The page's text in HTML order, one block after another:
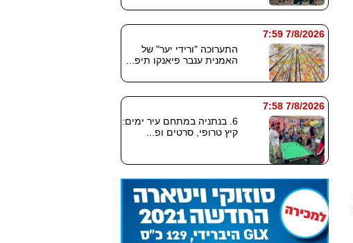
7/8/2026 7:59
התערוכה "ורידי יער" של
האמנית ענבר פיאנקו תיפ...
7/8/2026 7:58
6. בנתניה במתחם עיר ימים:
קיץ טרופי, סרטים ופ...